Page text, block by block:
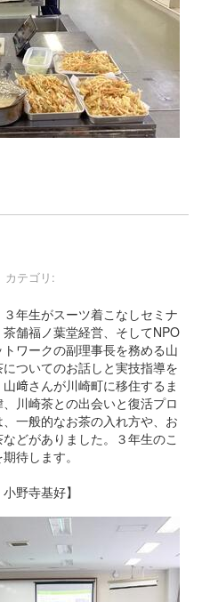
カテゴリ:
年生がスーツ着こなしセミナ
舗福ノ葉堂経営、そしてNPO
ワークの副理事長を務める山
ついてのお話しと実技指導を
﨑さんが川崎町に移住するま
川崎茶との出会いと復活プロ
一般的なお茶の入れ方や、お
どがありました。３年生のこ
待します。
基好】